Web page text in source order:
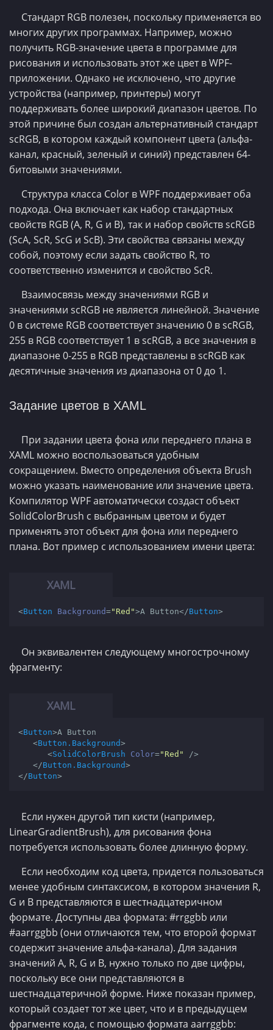
Стандарт RGB полезен, поскольку применяется во
многих других программах. Например, можно
получить RGB-значение цвета в программе для
рисования и использовать этот же цвет в WPF-
приложении. Однако не исключено, что другие
устройства (например, принтеры) могут
поддерживать более широкий диапазон цветов. По
этой причине был создан альтернативный стандарт
scRGB, в котором каждый компонент цвета (альфа-
канал, красный, зеленый и синий) представлен 64-
битовыми значениями.
Структура класса Color в WPF поддерживает оба
подхода. Она включает как набор стандартных
свойств RGB (A, R, G и В), так и набор свойств scRGB
(ScA, ScR, ScG и ScB). Эти свойства связаны между
собой, поэтому если задать свойство R, то
соответственно изменится и свойство ScR.
Взаимосвязь между значениями RGB и
значениями scRGB не является линейной. Значение
0 в системе RGB соответствует значению 0 в scRGB,
255 в RGB соответствует 1 в scRGB, а все значения в
диапазоне 0-255 в RGB представлены в scRGB как
десятичные значения из диапазона от 0 до 1.
Задание цветов в XAML
При задании цвета фона или переднего плана в
XAML можно воспользоваться удобным
сокращением. Вместо определения объекта Brush
можно указать наименование или значение цвета.
Компилятор WPF автоматически создаст объект
SolidColorBrush с выбранным цветом и будет
применять этот объект для фона или переднего
плана. Вот пример с использованием имени цвета:
<Button Background="Red">А Button</Button>
Он эквивалентен следующему многострочному
фрагменту:
<Button>A Button
<Button.Background>
<SolidColorBrush Color="Red"
/>
</Button.Background>
</Button>
Если нужен другой тип кисти (например,
LinearGradientBrush), для рисования фона
потребуется использовать более длинную форму.
Если необходим код цвета, придется пользоваться
менее удобным синтаксисом, в котором значения R,
G и В представляются в шестнадцатеричном
формате. Доступны два формата: #rrggbb или
#aarrggbb (они отличаются тем, что второй формат
содержит значение альфа-канала). Для задания
значений A, R, G и В, нужно только по две цифры,
поскольку все они представляются в
шестнадцатеричной форме. Ниже показан пример,
который создает тот же цвет, что и в предыдущем
фрагменте кода, с помощью формата aarrggbb: